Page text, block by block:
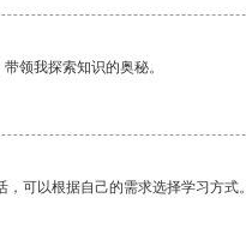
领我探索知识的奥秘。
可以根据自己的需求选择学习方式。